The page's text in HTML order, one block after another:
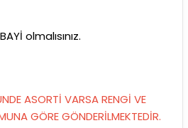
olmalısınız.
ASORTİ VARSA RENGİ VE
GÖRE GÖNDERİLMEKTEDİR.